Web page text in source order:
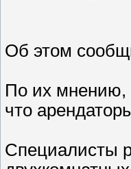
Об этом
По их мнению,
что
Специалисты